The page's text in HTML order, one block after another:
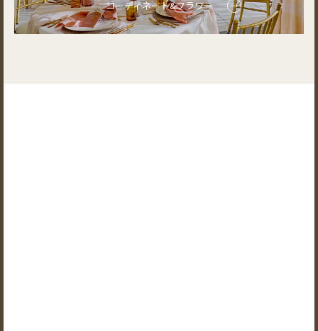
コーディネート&フラワー